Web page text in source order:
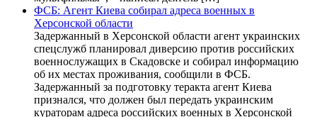
ФСБ: Агент Киева собирал адреса военных в
Херсонской области
Задержанный в Херсонской области агент украинских
спецслужб планировал диверсию против российских
военнослужащих в Скадовске и собирал информацию
об их местах проживания, сообщили в ФСБ.
Задержанный за подготовку теракта агент Киева
признался, что должен был передать украинским
кураторам адреса российских военных в Херсонской